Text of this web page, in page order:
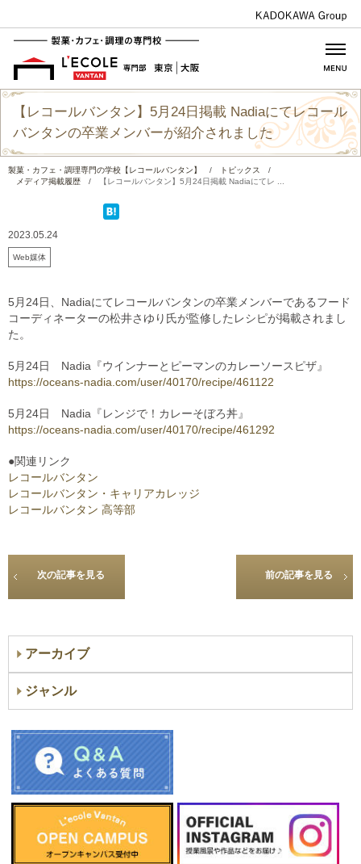
【レコールバンタン】5月24日掲載 Nadiaにてレコール
バンタンの卒業メンバーが紹介されました
製菓・カフェ・調理専門の学校【レコールバンタン】 / トピックス
/
メディア掲載履歴
/ 【レコールバンタン】5月24日掲載 Nadiaにてレ ...
2023.05.24
Web媒体
5月24日、Nadiaにてレコールバンタンの卒業メンバーであるフード
コーディネーターの松井さゆり氏が監修したレシピが掲載されまし
た。
5月24日 Nadia『ウインナーとピーマンのカレーソースピザ』
https://oceans-nadia.com/user/40170/recipe/461122
5月24日 Nadia『レンジで！カレーそぼろ丼』
https://oceans-nadia.com/user/40170/recipe/461292
●関連リンク
レコールバンタン
レコールバンタン・キャリアカレッジ
レコールバンタン 高等部
次の記事を見る 前の記事を見る
アーカイブ
ジャンル